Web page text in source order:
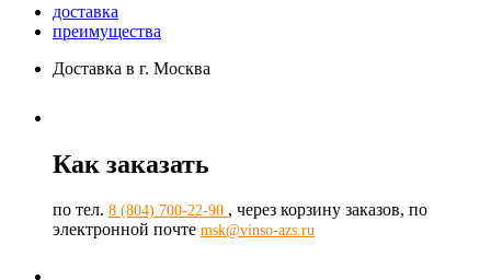
доставка
преимущества
Доставка в г. Москва
Как заказать
по тел. 8 (804) 700-22-90 , через корзину заказов, по
электронной почте msk@vinso-azs.ru